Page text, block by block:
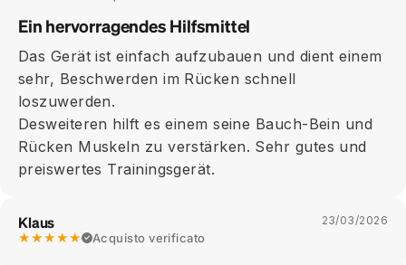
Ein hervorragendes Hilfsmittel
Das Gerät ist einfach aufzubauen und dient einem
sehr, Beschwerden im Rücken schnell
loszuwerden.
Desweiteren hilft es einem seine Bauch-Bein und
Rücken Muskeln zu verstärken. Sehr gutes und
preiswertes Trainingsgerät.
Klaus
★★★★★ Acquisto verificato
23/03/2026